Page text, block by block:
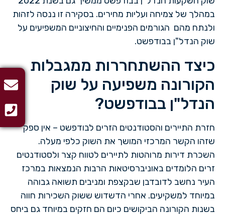
במהלך של צמיחה ועליות מחירים. בסקירה זו ננסה לזהות
ולנתח מהם הגורמים הפנימיים והחיצוניים המשפיעים על
שוק הנדל"ן בבודפשט.
כיצד ההשתחררות ממגבלות
הקורונה משפיעה על שוק
הנדל"ן בבודפשט?
חזרת התיירים והסטודנטים הזרים לבודפשט – אין ספק
שזהו הקשר המרכזי המושך את השוק כלפי מעלה.
השכרת דירות מרוהטות לתיירים לטווח קצר ולסטודנטים
זרים הלומדים באוניברסיטאות הרבות הנמצאות במרכז
העיר נחשב לדובדבן שבקצפת ומניבים תשואה גבוהה
במיוחד למשקיעים. אחרי הדשדוש ששוק השכירות חווה
בשנות הקורונה הביקושים כיום הם חזקים במיוחד גם ביחס